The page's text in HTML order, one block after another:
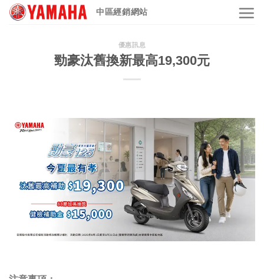
Skip
中區經銷網站
優惠訊息
勁豪汰舊換新最高19,300元